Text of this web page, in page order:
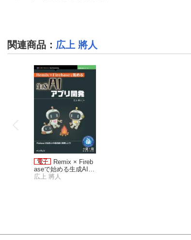
関連商品 ： 広上 將人
Remix × Fireb
aseで始める生成AIア
プリ開発
広上 將人